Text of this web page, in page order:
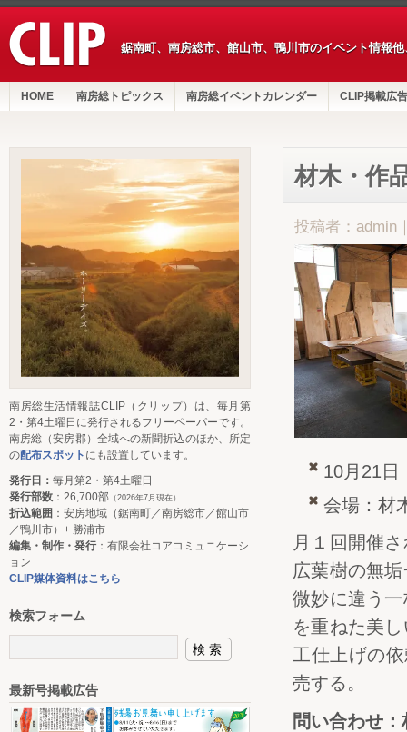
鋸南町、南房総市、館山市、鴨川市のイベント情報
HOME 南房総トピックス 南房総イベントカレンダー CLIP掲載広告
材木・作
投稿者：admin
10月21
会場：材
月１回開催
広葉樹の無
微妙に違う
を重ねた美
工仕上げの
売する。
問い合わせ
南房総生活情報誌CLIP（クリップ）は、毎月第
2・第4土曜日に発行されるフリーペーパーです。
南房総（安房郡）全域への新聞折込のほか、所定
の配布スポット にも設置しています。
発行日： 毎月第2・第4土曜日
発行部数 ：26,700部 （2026年7月現在）
折込範囲 ：安房地域（鋸南町／南房総市／館山市
／鴨川市）+ 勝浦市
編集・制作・発行：有限会社コアコミュニケーシ
ョン
CLIP媒体資料はこちら
検索フォーム
最新号掲載広告